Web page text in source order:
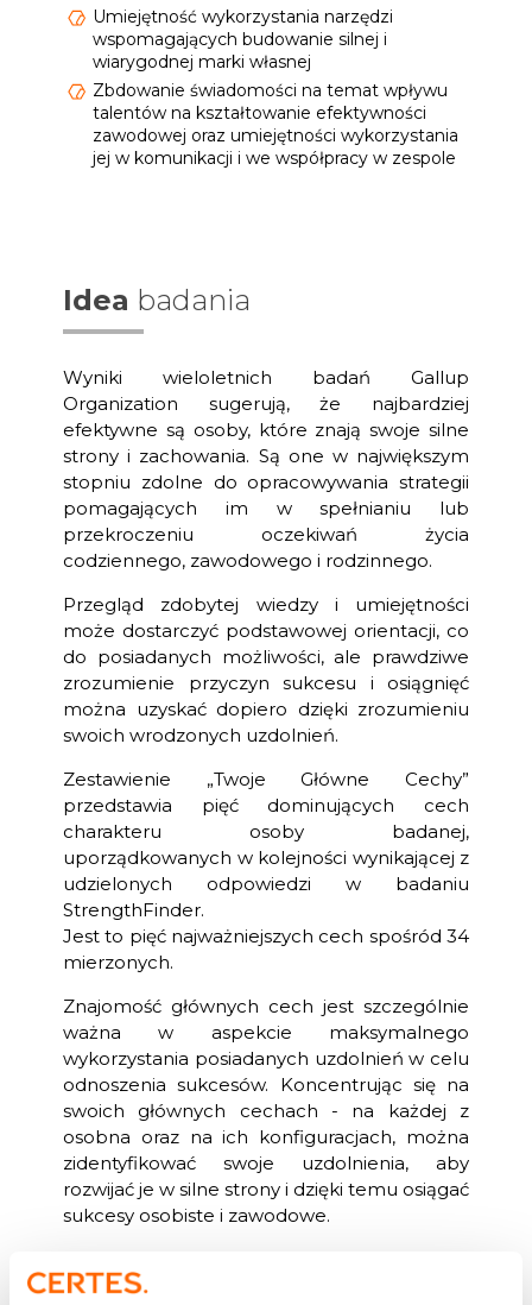
Umiejętność wykorzystania narzędzi
wspomagających budowanie silnej i
wiarygodnej marki własnej
Zbdowanie świadomości na temat wpływu
talentów na kształtowanie efektywności
zawodowej oraz umiejętności wykorzystania
jej w komunikacji i we współpracy w zespole
Idea badania
Wyniki wieloletnich badań Gallup
Organization sugerują, że najbardziej
efektywne są osoby, które znają swoje silne
strony i zachowania. Są one w największym
stopniu zdolne do opracowywania strategii
pomagających im w spełnianiu lub
przekroczeniu oczekiwań życia
codziennego, zawodowego i rodzinnego.
Przegląd zdobytej wiedzy i umiejętności
może dostarczyć podstawowej orientacji, co
do posiadanych możliwości, ale prawdziwe
zrozumienie przyczyn sukcesu i osiągnięć
można uzyskać dopiero dzięki zrozumieniu
swoich wrodzonych uzdolnień.
Zestawienie „Twoje Główne Cechy”
przedstawia pięć dominujących cech
charakteru osoby badanej,
uporządkowanych w kolejności wynikającej z
udzielonych odpowiedzi w badaniu
StrengthFinder.
Jest to pięć najważniejszych cech spośród 34
mierzonych.
Znajomość głównych cech jest szczególnie
ważna w aspekcie maksymalnego
wykorzystania posiadanych uzdolnień w celu
odnoszenia sukcesów. Koncentrując się na
swoich głównych cechach - na każdej z
osobna oraz na ich konfiguracjach, można
zidentyfikować swoje uzdolnienia, aby
rozwijać je w silne strony i dzięki temu osiągać
sukcesy osobiste i zawodowe.
Aktywator, Analityk, Bezstronność, Bliskość,